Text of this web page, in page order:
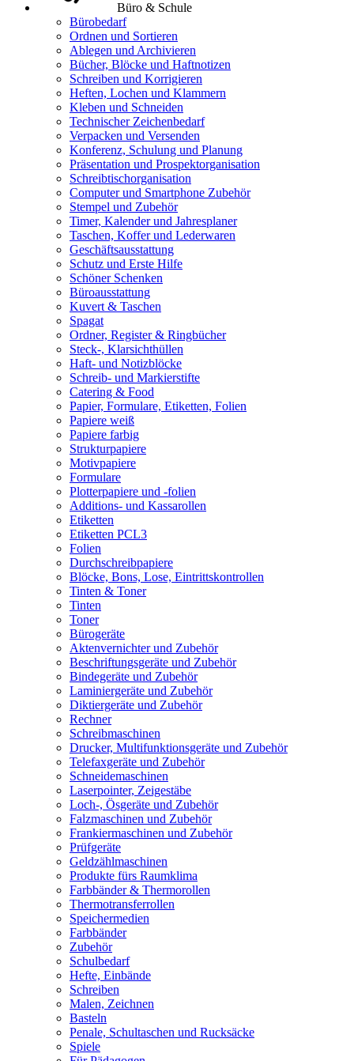
Büro & Schule
Bürobedarf
Ordnen und Sortieren
Ablegen und Archivieren
Bücher, Blöcke und Haftnotizen
Schreiben und Korrigieren
Heften, Lochen und Klammern
Kleben und Schneiden
Technischer Zeichenbedarf
Verpacken und Versenden
Konferenz, Schulung und Planung
Präsentation und Prospektorganisation
Schreibtischorganisation
Computer und Smartphone Zubehör
Stempel und Zubehör
Timer, Kalender und Jahresplaner
Taschen, Koffer und Lederwaren
Geschäftsausstattung
Schutz und Erste Hilfe
Schöner Schenken
Büroausstattung
Kuvert & Taschen
Spagat
Ordner, Register & Ringbücher
Steck-, Klarsichthüllen
Haft- und Notizblöcke
Schreib- und Markierstifte
Catering & Food
Papier, Formulare, Etiketten, Folien
Papiere weiß
Papiere farbig
Strukturpapiere
Motivpapiere
Formulare
Plotterpapiere und -folien
Additions- und Kassarollen
Etiketten
Etiketten PCL3
Folien
Durchschreibpapiere
Blöcke, Bons, Lose, Eintrittskontrollen
Tinten & Toner
Tinten
Toner
Bürogeräte
Aktenvernichter und Zubehör
Beschriftungsgeräte und Zubehör
Bindegeräte und Zubehör
Laminiergeräte und Zubehör
Diktiergeräte und Zubehör
Rechner
Schreibmaschinen
Drucker, Multifunktionsgeräte und Zubehör
Telefaxgeräte und Zubehör
Schneidemaschinen
Laserpointer, Zeigestäbe
Loch-, Ösgeräte und Zubehör
Falzmaschinen und Zubehör
Frankiermaschinen und Zubehör
Prüfgeräte
Geldzählmaschinen
Produkte fürs Raumklima
Farbbänder & Thermorollen
Thermotransferrollen
Speichermedien
Farbbänder
Zubehör
Schulbedarf
Hefte, Einbände
Schreiben
Malen, Zeichnen
Basteln
Penale, Schultaschen und Rucksäcke
Spiele